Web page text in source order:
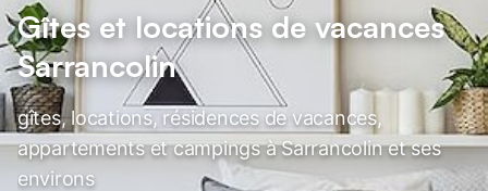
Gîtes et locations de vacances
Sarrancolin
gîtes, locations, résidences de vacances,
appartements et campings à Sarrancolin et ses
environs